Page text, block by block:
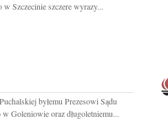
w Szczecinie szczere wyrazy...
byłemu Prezesowi Sądu
Goleniowie oraz długoletniemu...